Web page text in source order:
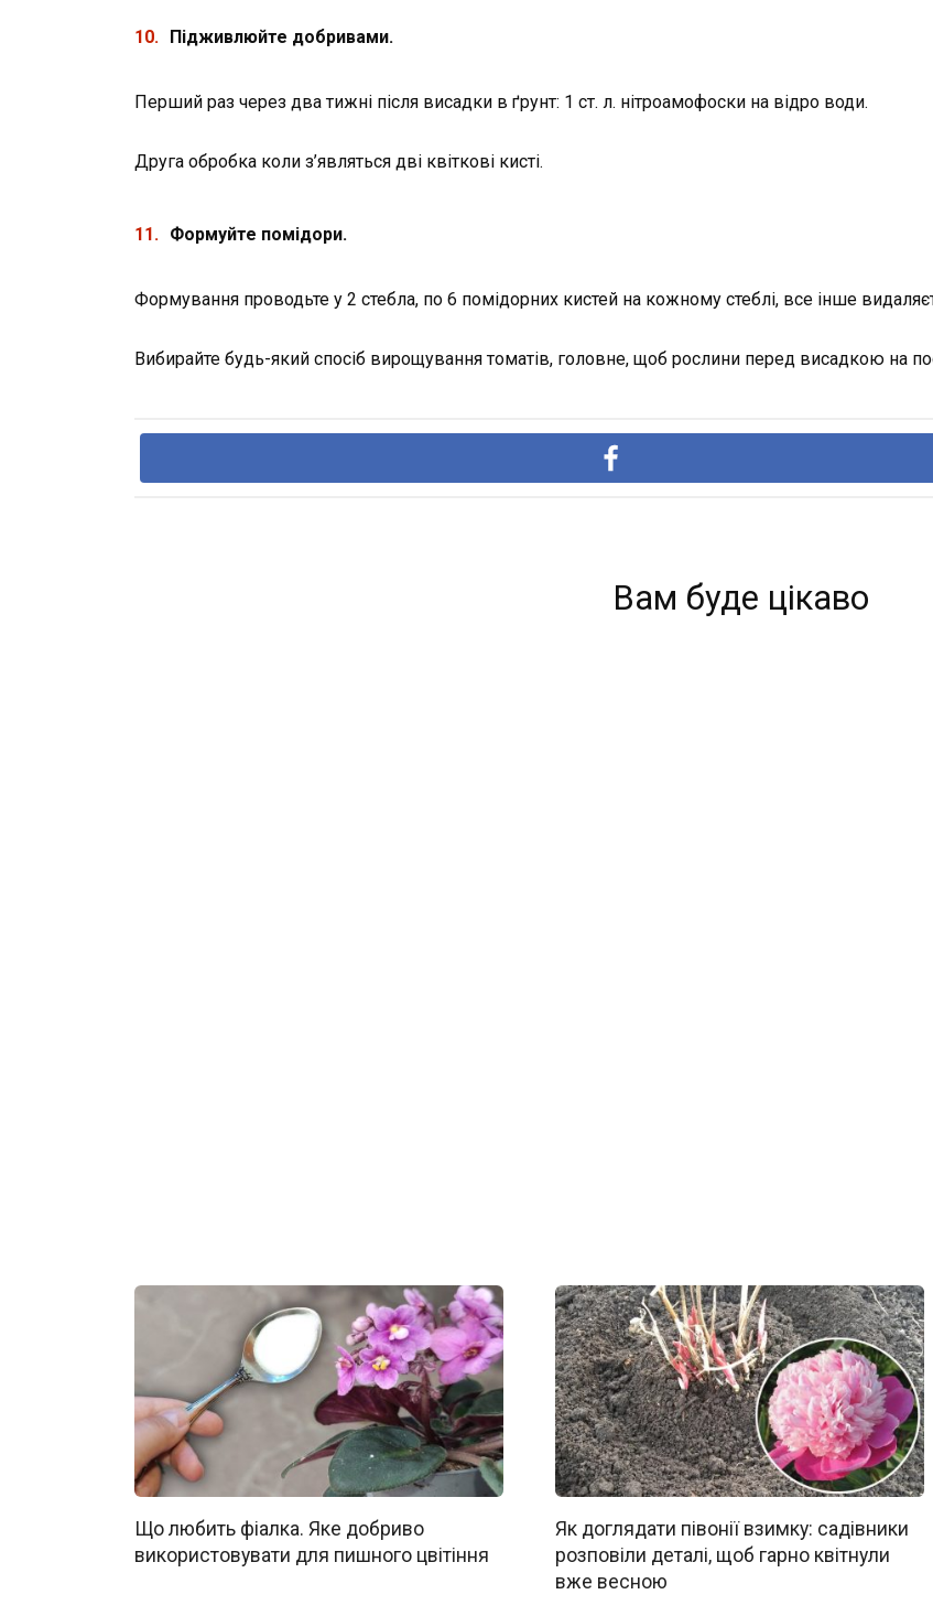
Підживлюйте добривами.
Перший раз через два тижні після висадки в ґрунт: 1 ст. л. нітроамофоски на відро води.
Друга обробка коли з’являться дві квіткові кисті.
Формуйте помідори.
Формування проводьте у 2 стебла, по 6 помідорних кистей на кожному стеблі, все інше
Вибирайте будь-який спосіб вирощування томатів, головне, щоб рослини перед висадкою на
Вам буде цікаво
Що любить фіалка. Яке добриво
використовувати для пишного цвітіння
Як доглядати півонії взимку: садівники
розповіли деталі, щоб гарно квітнули
вже весною